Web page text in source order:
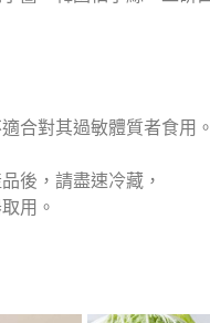
合對其過敏體質者食用
後，請盡速冷藏，
用。